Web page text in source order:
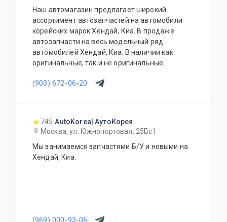
Наш автомагазин предлагает широкий
ассортимент автозапчастей на автомобили
корейских марок Хендай, Киа. В продаже
автозапчасти на весь модельный ряд
автомобилей Хендай, Киа. В наличии как
оригинальные, так и не оригинальные
заказ. Гарантия качества на всю продукцию.
(903) 672-06-20
745 AutoKorea| АутоКорея
Москва, ул. Южнопортовая, 25Бс1
Мы занимаемся запчастями Б/У и новыми на
Хендай, Киа.
(969) 000-93-06